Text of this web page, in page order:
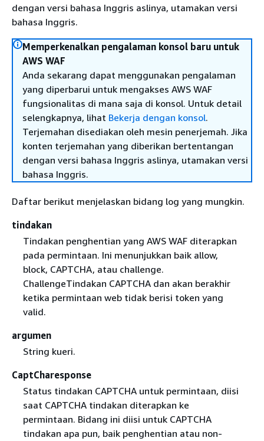
dengan versi bahasa Inggris aslinya, utamakan versi
bahasa Inggris.
Memperkenalkan pengalaman konsol baru untuk
AWS WAF
Anda sekarang dapat menggunakan pengalaman
yang diperbarui untuk mengakses AWS WAF
fungsionalitas di mana saja di konsol. Untuk detail
selengkapnya, lihat Bekerja dengan konsol.
Terjemahan disediakan oleh mesin penerjemah. Jika
konten terjemahan yang diberikan bertentangan
dengan versi bahasa Inggris aslinya, utamakan versi
bahasa Inggris.
Daftar berikut menjelaskan bidang log yang mungkin.
tindakan
Tindakan penghentian yang AWS WAF diterapkan
pada permintaan. Ini menunjukkan baik allow,
block, CAPTCHA, atau challenge.
ChallengeTindakan CAPTCHA dan akan berakhir
ketika permintaan web tidak berisi token yang
valid.
argumen
String kueri.
CaptCharesponse
Status tindakan CAPTCHA untuk permintaan, diisi
saat CAPTCHA tindakan diterapkan ke
permintaan. Bidang ini diisi untuk CAPTCHA
tindakan apa pun, baik penghentian atau non-